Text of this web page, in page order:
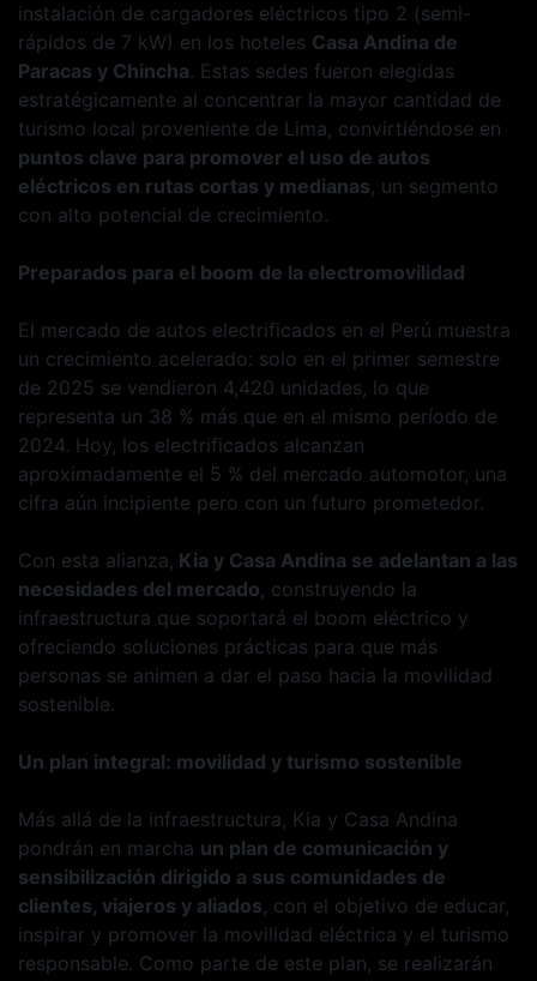
instalación de cargadores eléctricos tipo 2 (semi-
rápidos de 7 kW) en los hoteles Casa Andina de
Paracas y Chincha. Estas sedes fueron elegidas
estratégicamente al concentrar la mayor cantidad de
turismo local proveniente de Lima, convirtiéndose en
puntos clave para promover el uso de autos
eléctricos en rutas cortas y medianas, un segmento
con alto potencial de crecimiento.
Preparados para el boom de la electromovilidad
El mercado de autos electrificados en el Perú muestra
un crecimiento acelerado: solo en el primer semestre
de 2025 se vendieron 4,420 unidades, lo que
representa un 38 % más que en el mismo período de
2024. Hoy, los electrificados alcanzan
aproximadamente el 5 % del mercado automotor, una
cifra aún incipiente pero con un futuro prometedor.
Con esta alianza, Kia y Casa Andina se adelantan a las
necesidades del mercado, construyendo la
infraestructura que soportará el boom eléctrico y
ofreciendo soluciones prácticas para que más
personas se animen a dar el paso hacia la movilidad
sostenible.
Un plan integral: movilidad y turismo sostenible
Más allá de la infraestructura, Kia y Casa Andina
pondrán en marcha un plan de comunicación y
sensibilización dirigido a sus comunidades de
clientes, viajeros y aliados, con el objetivo de educar,
inspirar y promover la movilidad eléctrica y el turismo
responsable. Como parte de este plan, se realizarán